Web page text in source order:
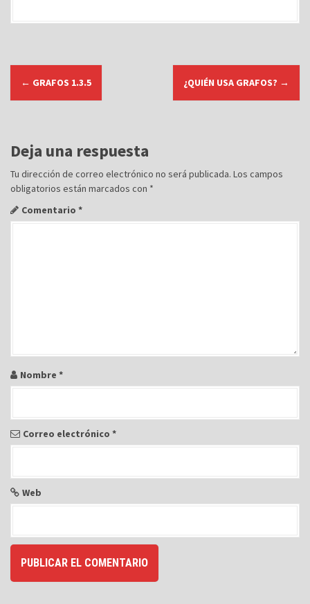
g
a
c
i
ó
r
a
a
s
← GRAFOS 1.3.5 ¿QUIÉN USA GRAFOS? →
Deja una respuesta
Tu dirección de correo electrónico no será publicada. Los campos
obligatorios están marcados con *
Comentario *
Nombre *
Correo electrónico *
Web